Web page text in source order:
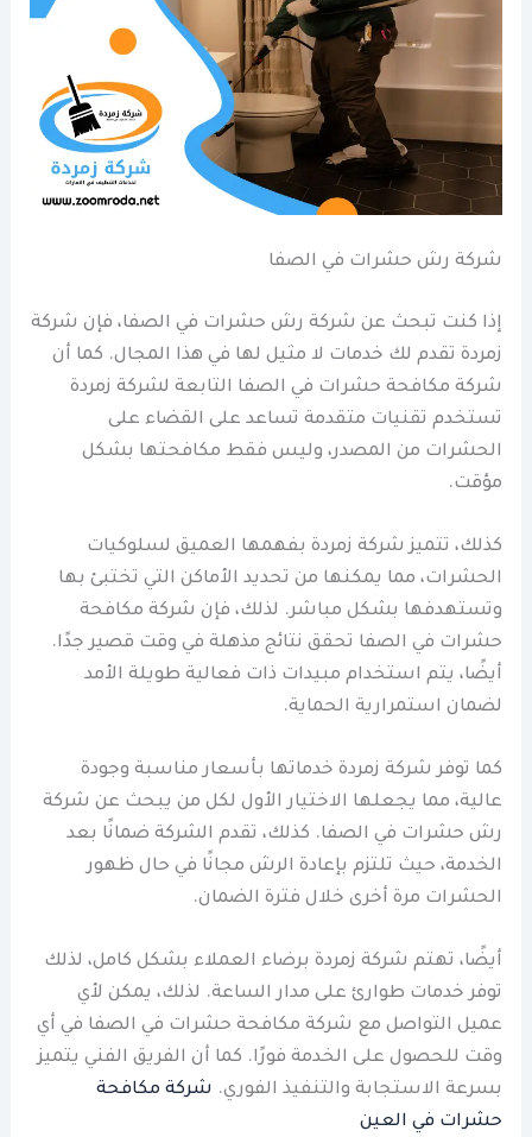
شركة رش حشرات في الصفا
إذا كنت تبحث عن شركة رش حشرات في الصفا، فإن شركة
زمردة تقدم لك خدمات لا مثيل لها في هذا المجال. كما أن
شركة مكافحة حشرات في الصفا التابعة لشركة زمردة
تستخدم تقنيات متقدمة تساعد على القضاء على
الحشرات من المصدر، وليس فقط مكافحتها بشكل
مؤقت.
كذلك، تتميز شركة زمردة بفهمها العميق لسلوكيات
الحشرات، مما يمكنها من تحديد الأماكن التي تختبئ بها
وتستهدفها بشكل مباشر. لذلك، فإن شركة مكافحة
حشرات في الصفا تحقق نتائج مذهلة في وقت قصير جدًا.
أيضًا، يتم استخدام مبيدات ذات فعالية طويلة الأمد
لضمان استمرارية الحماية.
كما توفر شركة زمردة خدماتها بأسعار مناسبة وجودة
عالية، مما يجعلها الاختيار الأول لكل من يبحث عن شركة
رش حشرات في الصفا. كذلك، تقدم الشركة ضمانًا بعد
الخدمة، حيث تلتزم بإعادة الرش مجانًا في حال ظهور
الحشرات مرة أخرى خلال فترة الضمان.
أيضًا، تهتم شركة زمردة برضاء العملاء بشكل كامل، لذلك
توفر خدمات طوارئ على مدار الساعة. لذلك، يمكن لأي
عميل التواصل مع شركة مكافحة حشرات في الصفا في أي
وقت للحصول على الخدمة فورًا. كما أن الفريق الفني يتميز
بسرعة الاستجابة والتنفيذ الفوري. شركة مكافحة
حشرات في العين